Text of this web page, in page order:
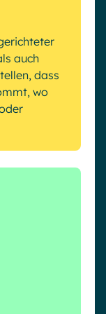
auch
dass
wo